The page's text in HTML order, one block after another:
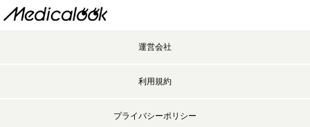
運営会社
利用規約
プライバシーポリシー